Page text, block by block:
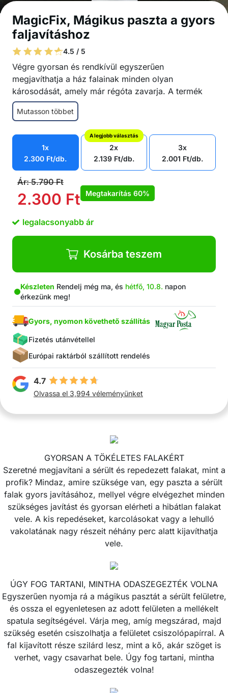
MagicFix, Mágikus paszta a gyors
faljavításhoz
4.5 / 5
Végre gyorsan és rendkívül egyszerűen
megjavíthatja a ház falainak minden olyan
károsodását, amely már régóta zavarja. A termék
megbízhatóan és láthatatlanul javítja a
bemélyedéseket, karcolásokat, szög miatti lyukakat,
a lehámló falakat, a lehullott vakolatot és mindazt,
ami tönkreteheti gyönyörű fehér falait. Gyorsan
javítsa ki ezeket a szabálytalanságokat, és újra
békésen aludhat.
Kiváló fedés
Könnyű és gyors
Vízálló és penészálló
Súly: 100 g
Mutasson többet
1x
2.300 Ft/db.
A legjobb választás
2x
2.139 Ft/db.
3x
2.001 Ft/db.
Ár:5.790Ft
2.300 Ft Megtakarítás 60%
legalacsonyabb ár
Kosárba teszem
Készleten Rendelj még ma, és hétfő, 10.8. napon
érkezünk meg!
Gyors, nyomon követhető szállítás
Fizetés utánvétellel
Európai raktárból szállított rendelés
4.7
Olvassa el 3,994 véleményünket
GYORSAN A TÖKÉLETES FALAKÉRT
Szeretné megjavítani a sérült és repedezett falakat, mint a
profik? Mindaz, amire szüksége van, egy paszta a sérült
falak gyors javításához, mellyel végre elvégezhet minden
szükséges javítást és gyorsan elérheti a hibátlan falakat
vele. A kis repedéseket, karcolásokat vagy a lehulló
vakolatának nagy részeit néhány perc alatt kijavíthatja
vele.
ÚGY FOG TARTANI, MINTHA ODASZEGEZTÉK VOLNA
Egyszerűen nyomja rá a mágikus pasztát a sérült felületre,
és ossza el egyenletesen az adott felületen a mellékelt
spatula segítségével. Várja meg, amíg megszárad, majd
szükség esetén csiszolhatja a felületet csiszolópapírral. A
fal kijavított része szilárd lesz, mint a kő, akár szöget is
verhet, vagy csavarhat bele. Úgy fog tartani, mintha
odaszegezték volna!